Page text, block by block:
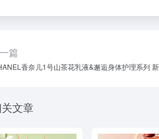
篇
香奈儿1号山茶花乳液&邂逅身体护理系列
文章